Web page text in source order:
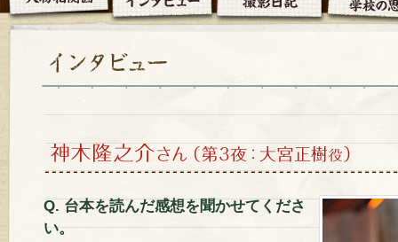
Q. 台本を読んだ感想を聞かせてくださ
い。